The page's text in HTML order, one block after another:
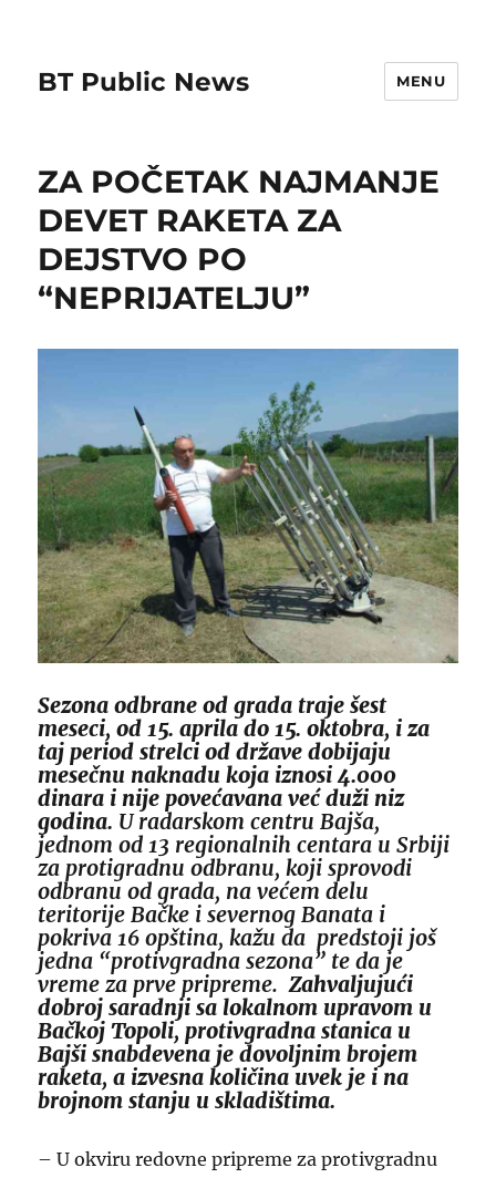
BT Public News MENU
ZA POČETAK NAJMANJE
DEVET RAKETA ZA
DEJSTVO PO
“NEPRIJATELJU”
Sezona odbrane od grada traje šest
meseci, od 15. aprila do 15. oktobra, i za
taj period strelci od države dobijaju
mesečnu naknadu koja iznosi 4.000
dinara i nije povećavana već duži niz
godina. U radarskom centru Bajša,
jednom od 13 regionalnih centara u Srbiji
za protigradnu odbranu, koji sprovodi
odbranu od grada, na većem delu
teritorije Bačke i severnog Banata i
pokriva 16 opština, kažu da predstoji još
jedna “protivgradna sezona” te da je
vreme za prve pripreme. Zahvaljujući
dobroj saradnji sa lokalnom upravom u
Bačkoj Topoli, protivgradna stanica u
Bajši snabdevena je dovoljnim brojem
raketa, a izvesna količina uvek je i na
brojnom stanju u skladištima.
– U okviru redovne pripreme za protivgradnu